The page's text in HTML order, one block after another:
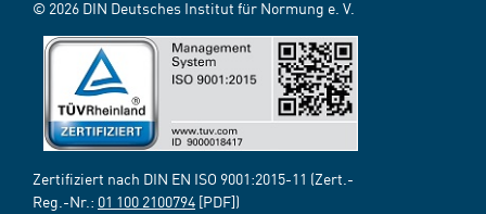
© 2026 DIN Deutsches Institut für Normung e. V.
Zertifiziert nach DIN EN ISO 9001:2015-11 (Zert.-
Reg.-Nr.: 01 100 2100794 [PDF])